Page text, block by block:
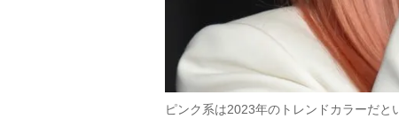
ピンク系は2023年のトレンドカラーだと